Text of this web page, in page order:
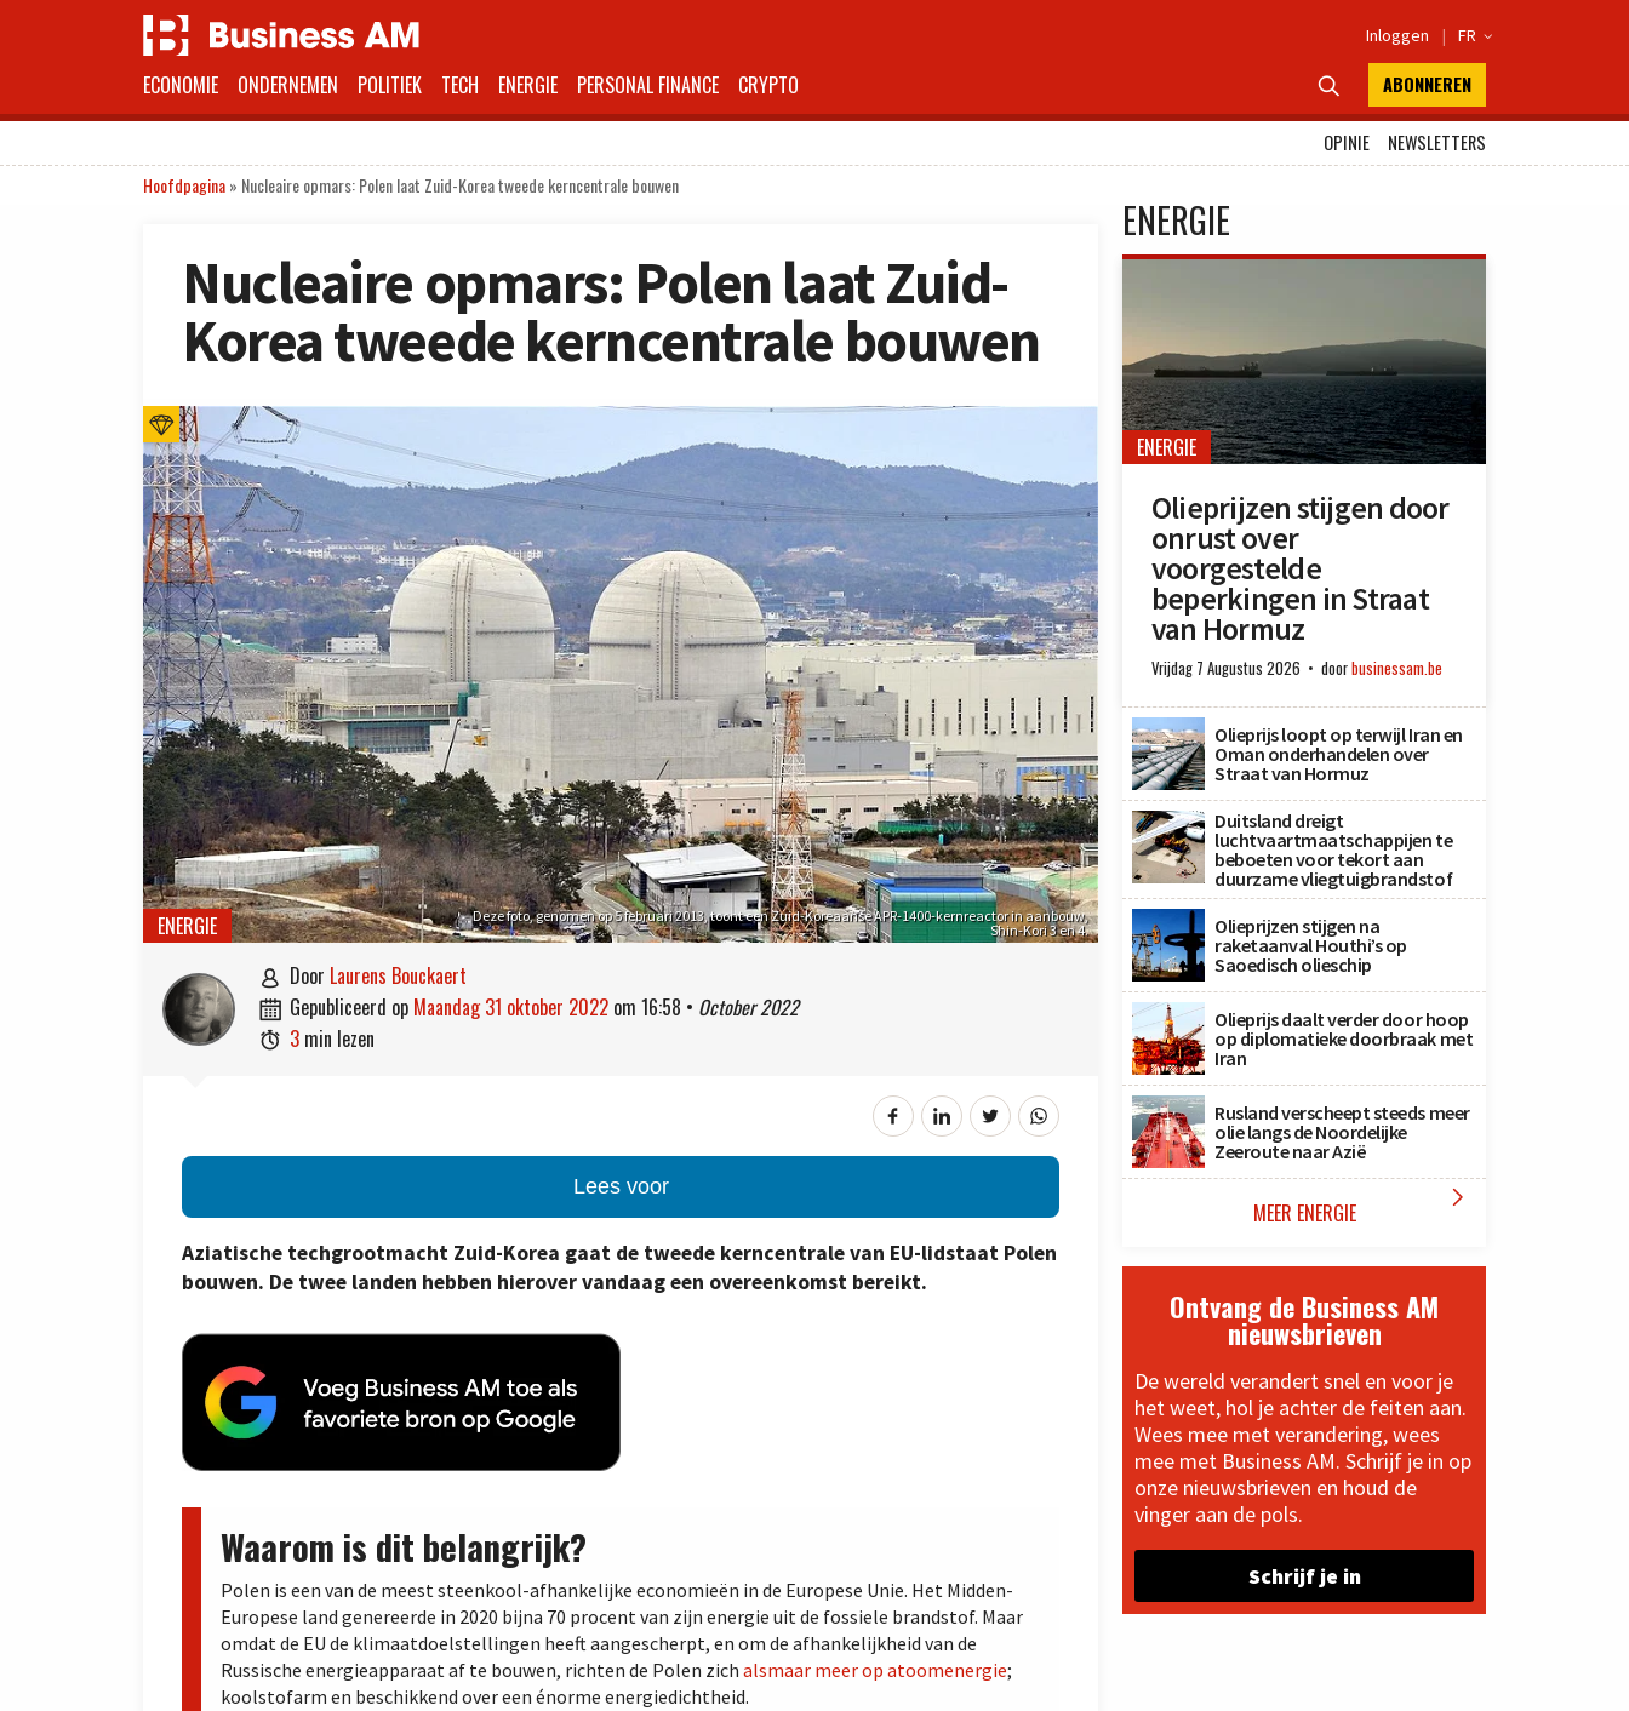
Inloggen | FR 
ECONOMIE ONDERNEMEN POLITIEK TECH ENERGIE PERSONAL FINANCE CRYPTO  ABONNEREN
OPINIE
NEWSLETTERS
Hoofdpagina» Nucleaire opmars: Polen laat Zuid-Korea tweede kerncentrale bouwen
Nucleaire opmars: Polen laat Zuid-
Korea tweede kerncentrale bouwen
Deze foto, genomen op 5 februari 2013, toont een Zuid-Koreaanse APR-1400-kernreactor in aanbouw,
Shin-Kori 3 en 4.
ENERGIE
 door Laurens Bouckaert
 gepubliceerd op maandag 31 oktober 2022 om 16:58 • October 2022
 3 min lezen
Lees voor
Aziatische techgrootmacht Zuid-Korea gaat de tweede kerncentrale van EU-lidstaat Polen
bouwen. De twee landen hebben hierover vandaag een overeenkomst bereikt.
Waarom is dit belangrijk?
Polen is een van de meest steenkool-afhankelijke economieën in de Europese Unie. Het Midden-
Europese land genereerde in 2020 bijna 70 procent van zijn energie uit de fossiele brandstof. Maar
omdat de EU de klimaatdoelstellingen heeft aangescherpt, en om de afhankelijkheid van de
Russische energieapparaat af te bouwen, richten de Polen zich alsmaar meer op atoomenergie;
koolstofarm en beschikkend over een énorme energiedichtheid.
ENERGIE
ENERGIE
Olieprijzen stijgen door
onrust over
voorgestelde
beperkingen in Straat
van Hormuz
Vrijdag 7 Augustus 2026 doorbusinessam.be
Olieprijs loopt op terwijl Iran en
Oman onderhandelen over
Straat van Hormuz
Duitsland dreigt
luchtvaartmaatschappijen te
beboeten voor tekort aan
duurzame vliegtuigbrandstof
Olieprijzen stijgen na
raketaanval Houthi’s op
Saoedisch olieschip
Olieprijs daalt verder door hoop
op diplomatieke doorbraak met
Iran
Rusland verscheept steeds meer
olie langs de Noordelijke
Zeeroute naar Azië
MEER ENERGIE 
Ontvang de Business AM
nieuwsbrieven
De wereld verandert snel en voor je
het weet, hol je achter de feiten aan.
Wees mee met verandering, wees
mee met Business AM. Schrijf je in op
onze nieuwsbrieven en houd de
vinger aan de pols.
Schrijf je in